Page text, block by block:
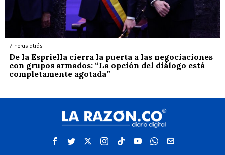
7 horas atrás
De la Espriella cierra la puerta a las negociaciones
con grupos armados: “La opción del diálogo está
completamente agotada”